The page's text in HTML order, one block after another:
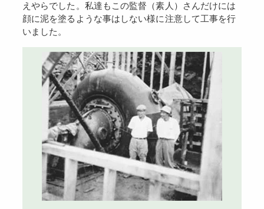
えやらでした。私達もこの監督（素人）さんだけには
顔に泥を塗るような事はしない様に注意して工事を行
いました。